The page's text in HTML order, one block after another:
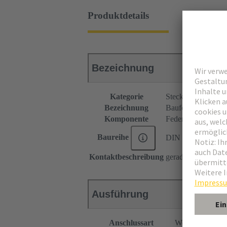
Produktdetails
Bezeichnung
Kategorie
Steckverbinder
Bezeichnung
Bauform B
Komponente
Federleiste
Baureihe DIN 41612
Kontaktbeschreibung gerade
Ausführung
Anschlussart